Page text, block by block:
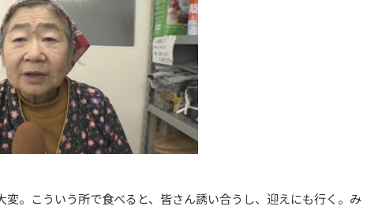
変。こういう所で食べると、皆さん誘い合うし、迎えにも行く。み